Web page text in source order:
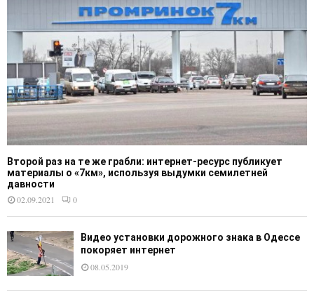
Второй раз на те же грабли: интернет-ресурс публикует
материалы о «7км», используя выдумки семилетней
давности
02.09.2021
0
Видео установки дорожного знака в Одессе
покоряет интернет
08.05.2019